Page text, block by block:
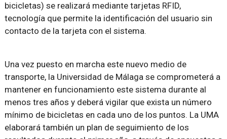
bicicletas) se realizará mediante tarjetas RFID,
tecnología que permite la identificación del usuario sin
contacto de la tarjeta con el sistema.
Una vez puesto en marcha este nuevo medio de
transporte, la Universidad de Málaga se comprometerá a
mantener en funcionamiento este sistema durante al
menos tres años y deberá vigilar que exista un número
mínimo de bicicletas en cada uno de los puntos. La UMA
elaborará también un plan de seguimiento de los